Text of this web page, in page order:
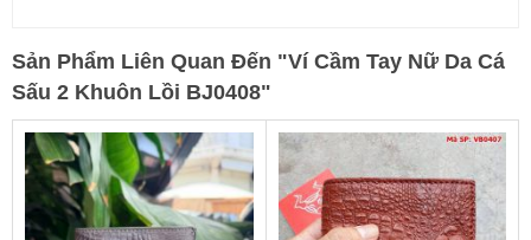
Sản Phẩm Liên Quan Đến "Ví Cầm Tay Nữ Da Cá
Sấu 2 Khuôn Lồi BJ0408"